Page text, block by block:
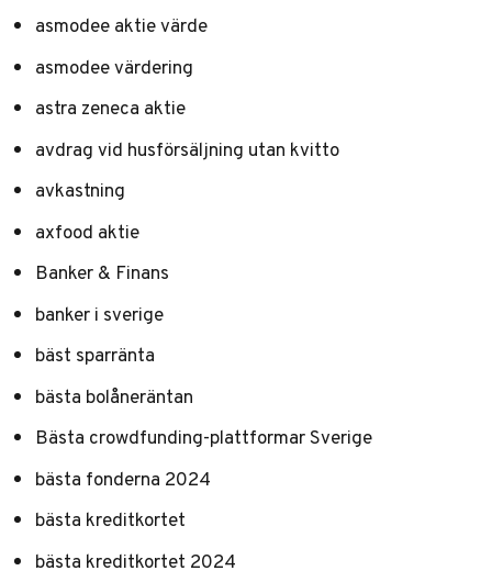
asmodee aktie värde
asmodee värdering
astra zeneca aktie
avdrag vid husförsäljning utan kvitto
avkastning
axfood aktie
Banker & Finans
banker i sverige
bäst sparränta
bästa bolåneräntan
Bästa crowdfunding-plattformar Sverige
bästa fonderna 2024
bästa kreditkortet
bästa kreditkortet 2024